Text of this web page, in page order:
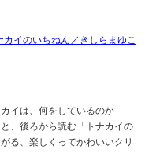
イのいちねん／きしらまゆこ
イは、何をしているのか
、後ろから読む「トナカイの
る、楽しくってかわいいクリ